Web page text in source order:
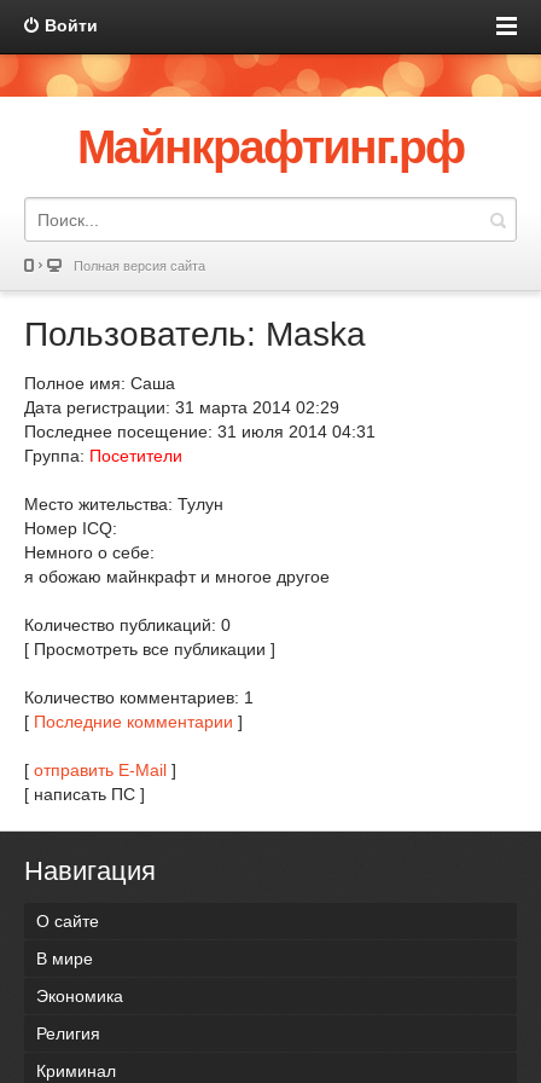
Войти
Майнкрафтинг.рф
Полная версия сайта
Пользователь: Maska
Полное имя: Саша
Дата регистрации: 31 марта 2014 02:29
Последнее посещение: 31 июля 2014 04:31
Группа: Посетители
Место жительства: Тулун
Номер ICQ:
Немного о себе:
я обожаю майнкрафт и многое другое
Количество публикаций: 0
[ Просмотреть все публикации ]
Количество комментариев: 1
[ Последние комментарии ]
[ отправить E-Mail ]
[ написать ПС ]
Навигация
О сайте
В мире
Экономика
Религия
Криминал